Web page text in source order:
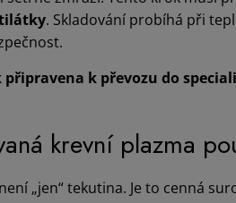
. Skladování probíhá při
připravena k převozu do
krevní plazma
„jen“ tekutina. Je to cenná